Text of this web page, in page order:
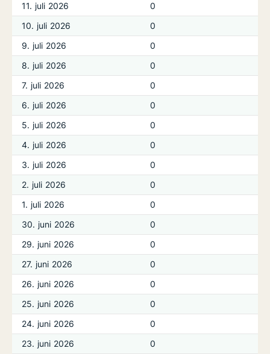
11. juli 2026
0
10. juli 2026
0
9. juli 2026
0
8. juli 2026
0
7. juli 2026
0
6. juli 2026
0
5. juli 2026
0
4. juli 2026
0
3. juli 2026
0
2. juli 2026
0
1. juli 2026
0
30. juni 2026
0
29. juni 2026
0
27. juni 2026
0
26. juni 2026
0
25. juni 2026
0
24. juni 2026
0
23. juni 2026
0